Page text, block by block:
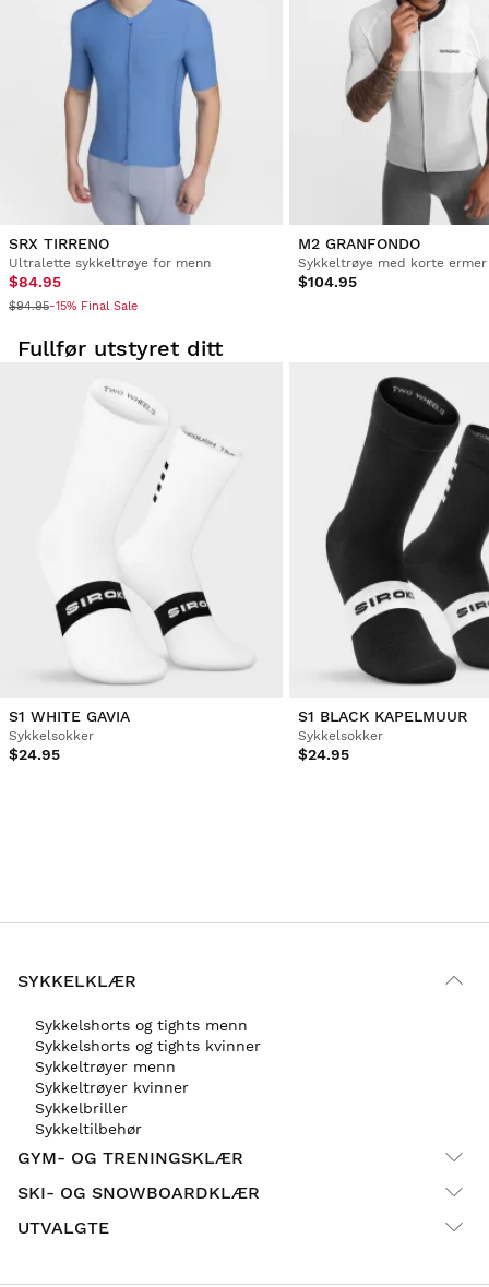
SRX TIRRENO
Ultralette sykkeltrøye for menn
$84.95
$94.95-15% Final Sale
M2 GRANFONDO
Sykkeltrøye med korte
$104.95
Fullfør utstyret ditt
S1 WHITE GAVIA
Sykkelsokker
$24.95
S1 BLACK KAPELMUUR
Sykkelsokker
$24.95
SYKKELKLÆR
Sykkelshorts og tights menn
Sykkelshorts og tights kvinner
Sykkeltrøyer menn
Sykkeltrøyer kvinner
Sykkelbriller
Sykkeltilbehør
GYM- OG TRENINGSKLÆR
SKI- OG SNOWBOARDKLÆR
UTVALGTE